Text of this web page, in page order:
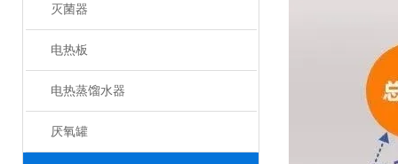
灭菌器
电热板
电热蒸馏水器
厌氧罐